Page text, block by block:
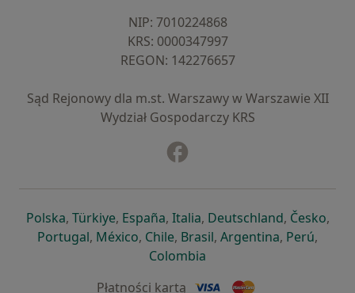
NIP: ⁠7010224868
KRS: ⁠0000347997
REGON: ⁠142276657
Sąd Rejonowy dla m.st. Warszawy w Warszawie XII
Wydział Gospodarczy KRS
Polskaotwiera się w nowej karcie
, Türkiyeotwiera się w nowej karcie
, Españaotwiera się w nowej karcie
, Italiaotwiera się w nowej
, Deutschlandotwiera się
, Česko,
Portugalotwiera się w nowej karcie
, Méxicootwiera się w nowej karcie
, Chileotwiera się w nowej karcie
, Brasilotwiera się w nowej
, Argentinaotwiera się
, Perú,
Colombia
Płatności kartą